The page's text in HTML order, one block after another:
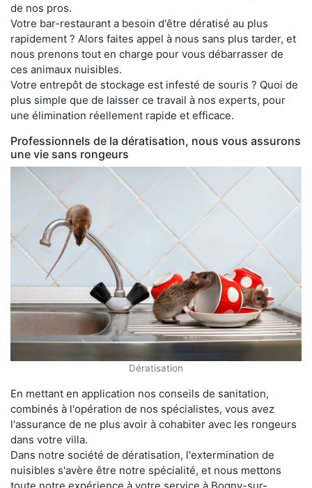
de nos pros.
Votre bar-restaurant a besoin d'être dératisé au plus
rapidement ? Alors faites appel à nous sans plus tarder, et
nous prenons tout en charge pour vous débarrasser de
ces animaux nuisibles.
Votre entrepôt de stockage est infesté de souris ? Quoi de
plus simple que de laisser ce travail à nos experts, pour
une élimination réellement rapide et efficace.
Professionnels de la dératisation, nous vous assurons
une vie sans rongeurs
Dératisation
En mettant en application nos conseils de sanitation,
combinés à l'opération de nos spécialistes, vous avez
l'assurance de ne plus avoir à cohabiter avec les rongeurs
dans votre villa.
Dans notre société de dératisation, l'extermination de
nuisibles s'avère être notre spécialité, et nous mettons
toute notre expérience à votre service à Bogny-sur-